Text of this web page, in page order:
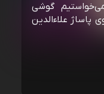
گوشی
پاساژ علاءالدین